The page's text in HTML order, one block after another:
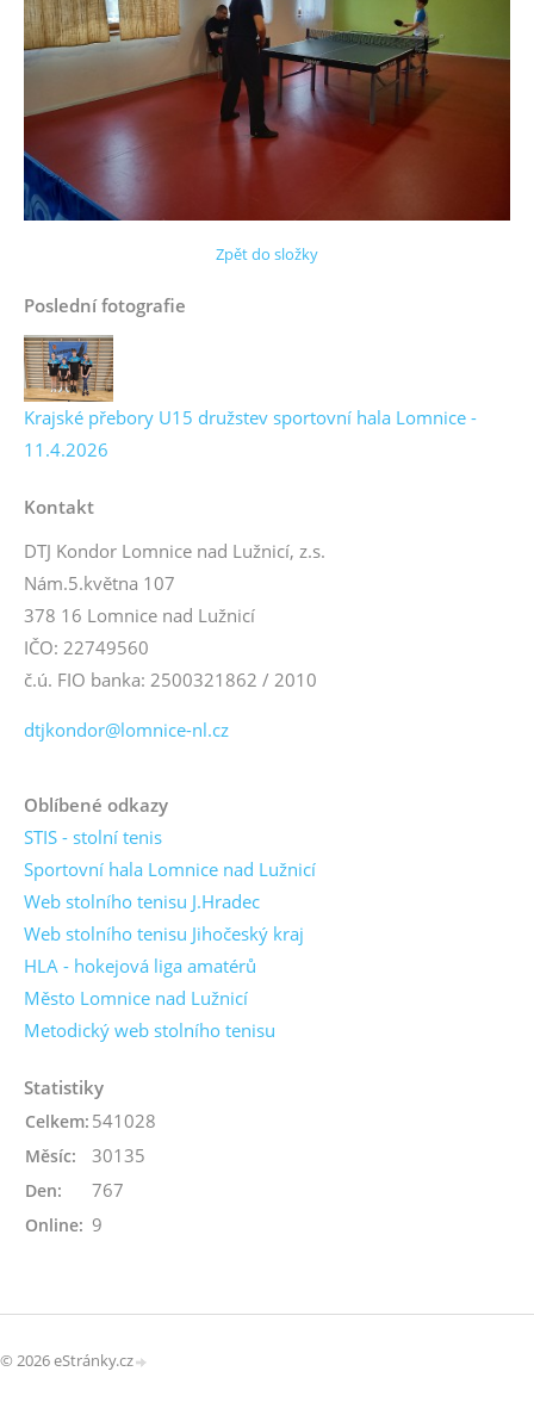
Zpět do složky
Poslední fotografie
Krajské přebory U15 družstev sportovní hala Lomnice -
11.4.2026
Kontakt
DTJ Kondor Lomnice nad Lužnicí, z.s.
Nám.5.května 107
378 16 Lomnice nad Lužnicí
IČO: 22749560
č.ú. FIO banka: 2500321862 / 2010
dtjkondor@lomnice-nl.cz
Oblíbené odkazy
STIS - stolní tenis
Sportovní hala Lomnice nad Lužnicí
Web stolního tenisu J.Hradec
Web stolního tenisu Jihočeský kraj
HLA - hokejová liga amatérů
Město Lomnice nad Lužnicí
Metodický web stolního tenisu
Statistiky
Online: 9
Celkem: 541028
Měsíc: 30135
Den: 767
© 2026 eStránky.cz